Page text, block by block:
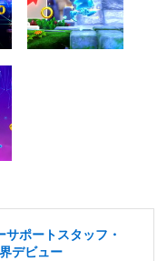
ポートスタッフ・
デビュー